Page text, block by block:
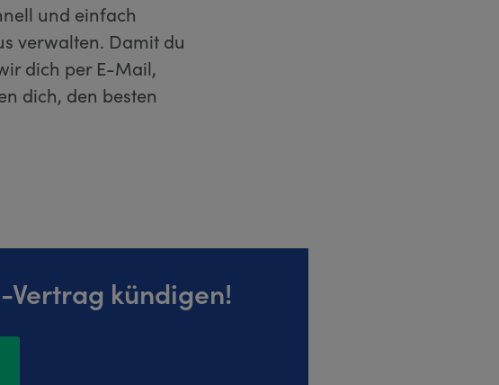
und einfach
verwalten. Damit du
dich per E-Mail,
dich, den besten
Vertrag kündigen!